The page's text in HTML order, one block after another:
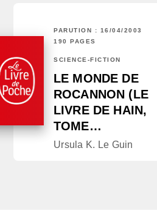
PARUTION : 16/04/2003
190 PAGES
SCIENCE-FICTION
LE MONDE DE
ROCANNON (LE
LIVRE DE HAIN,
TOME…
Ursula K. Le Guin